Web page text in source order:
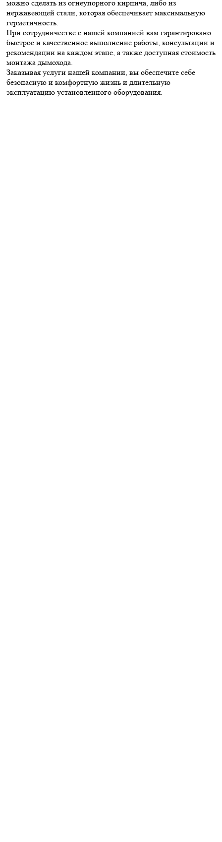
можно сделать из огнеупорного кирпича, либо из
нержавеющей стали, которая обеспечивает максимальную
герметичность.
При сотрудничестве с нашей компанией вам гарантировано
быстрое и качественное выполнение работы, консультации и
рекомендации на каждом этапе, а также доступная стоимость
монтажа дымохода.
Заказывая услуги нашей компании, вы обеспечите себе
безопасную и комфортную жизнь и длительную
эксплуатацию установленного оборудования.